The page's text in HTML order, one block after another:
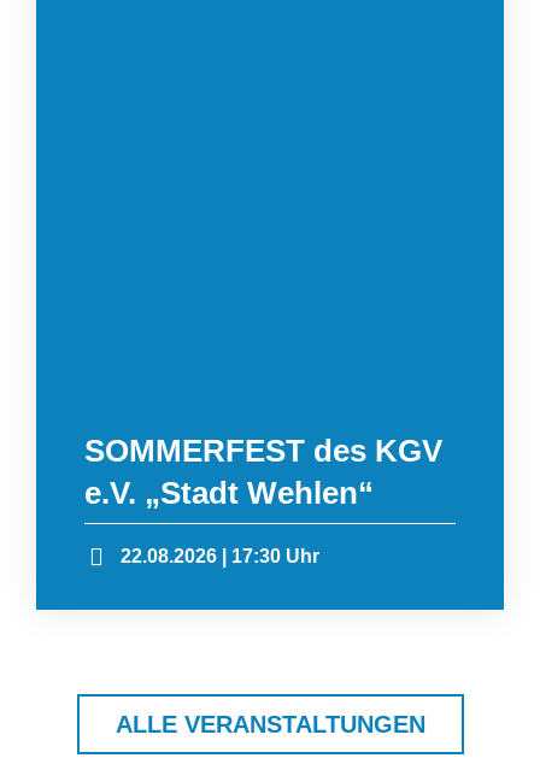
SOMMERFEST des KGV
e.V. „Stadt Wehlen“
22.08.2026 | 17:30 Uhr
ALLE VERANSTALTUNGEN